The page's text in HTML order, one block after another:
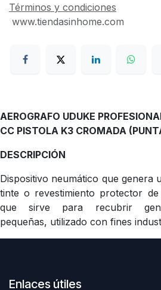
Términos y condiciones
www.tiendasinhome.com
AEROGRAFO UDUKE
CC PISTOLA K3 CROMADA
DESCRIPCIÓN
Dispositivo neumático que genera
tinte o revestimiento protector
que sirve para recubrir
pequeñas, utilizado con fines
Enlaces útiles